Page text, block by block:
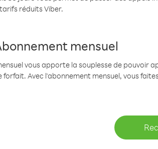
réduits Viber.
mensuel
vous apporte la souplesse de pouvoir
Avec l'abonnement mensuel, vous